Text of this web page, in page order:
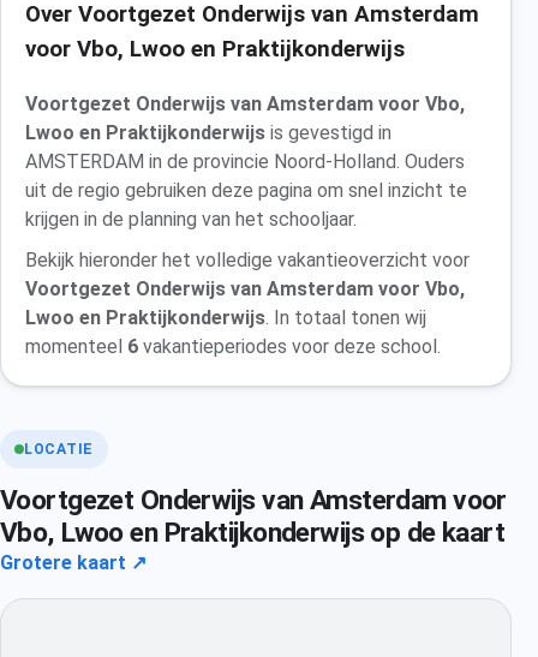
Over Voortgezet Onderwijs van Amsterdam
voor Vbo, Lwoo en Praktijkonderwijs
Voortgezet Onderwijs van Amsterdam voor Vbo,
Lwoo en Praktijkonderwijs is gevestigd in
AMSTERDAM in de provincie Noord-Holland. Ouders
uit de regio gebruiken deze pagina om snel inzicht te
krijgen in de planning van het schooljaar.
Bekijk hieronder het volledige vakantieoverzicht voor
Voortgezet Onderwijs van Amsterdam voor Vbo,
Lwoo en Praktijkonderwijs. In totaal tonen wij
momenteel 6 vakantieperiodes voor deze school.
LOCATIE
Voortgezet Onderwijs van Amsterdam voor
Vbo, Lwoo en Praktijkonderwijs op de kaart
Grotere kaart ↗